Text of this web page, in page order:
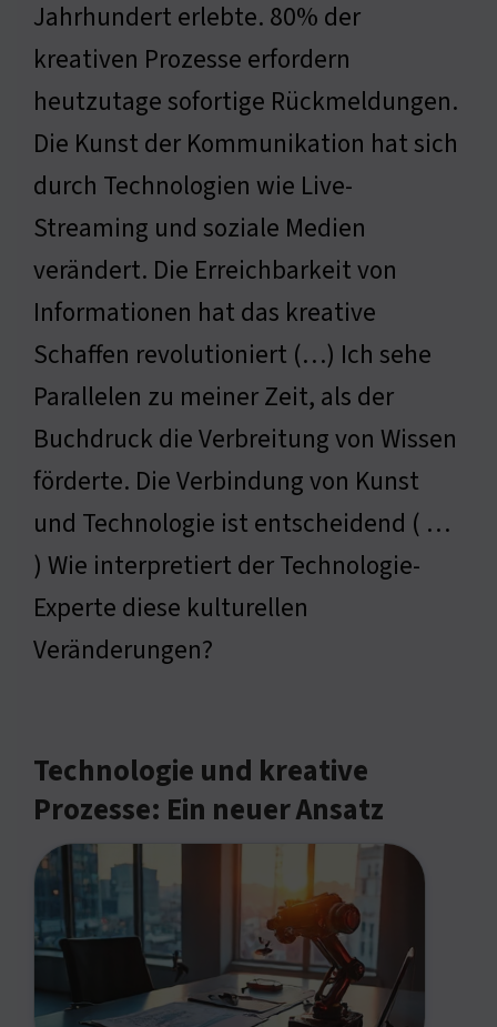
Jahrhundert erlebte. 80% der
kreativen Prozesse erfordern
heutzutage sofortige Rückmeldungen.
Die Kunst der Kommunikation hat sich
durch Technologien wie Live-
Streaming und soziale Medien
verändert. Die Erreichbarkeit von
Informationen hat das kreative
Schaffen revolutioniert (…) Ich sehe
Parallelen zu meiner Zeit, als der
Buchdruck die Verbreitung von Wissen
förderte. Die Verbindung von Kunst
und Technologie ist entscheidend ( …
) Wie interpretiert der Technologie-
Experte diese kulturellen
Veränderungen?
Technologie und kreative
Prozesse: Ein neuer Ansatz